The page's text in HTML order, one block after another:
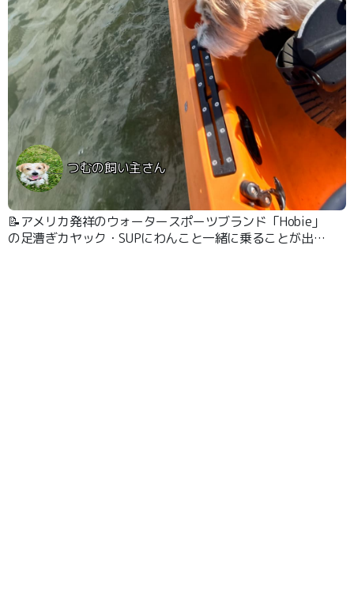
つむの飼い主さん
📝アメリカ発祥のウォータースポーツブランド「Hobie」
の足漕ぎカヤック・SUPにわんこと一緒に乗ることが出来